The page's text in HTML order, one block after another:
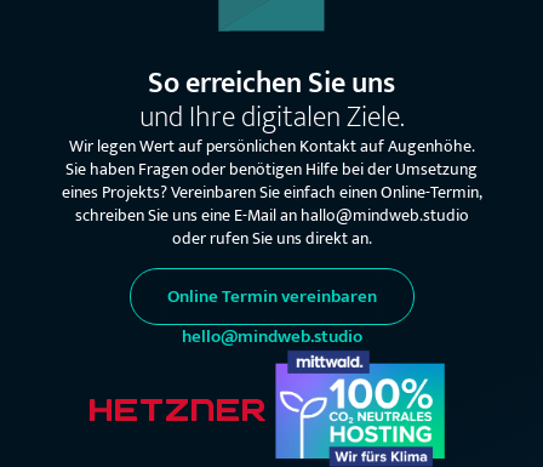
So erreichen Sie uns
und Ihre digitalen Ziele.
Wir legen Wert auf persönlichen Kontakt auf Augenhöhe.
Sie haben Fragen oder benötigen Hilfe bei der Umsetzung
eines Projekts? Vereinbaren Sie einfach einen Online-Termin,
schreiben Sie uns eine E-Mail an hallo@mindweb.studio
oder rufen Sie uns direkt an.
Online Termin vereinbaren
hello@mindweb.studio